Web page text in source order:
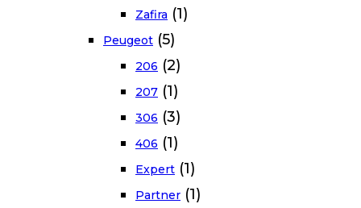
Zafira (1)
Peugeot (5)
206 (2)
207 (1)
306 (3)
406 (1)
Expert (1)
Partner (1)